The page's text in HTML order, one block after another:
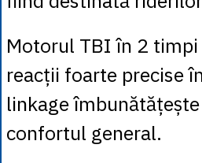
Motorul TBI în 2
reacții foarte precise
linkage
confortul general.